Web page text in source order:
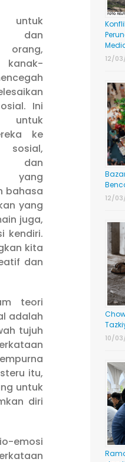
untuk
dan
Ini
ke
sosial,
dan
yang
bahasa
yang
juga,
kendiri.
kita
dan
teori
adalah
tujuh
itu,
untuk
diri
emosi
12/
12/
10/